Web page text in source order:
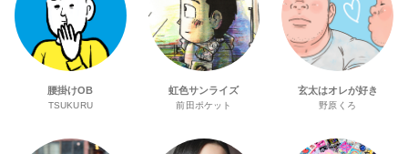
腰掛けOB
TSUKURU
虹色サンライズ
前田ポケット
玄太はオレが好き
野原くろ